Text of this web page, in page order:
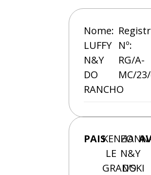
Nome:
LUFFY
N&Y
DO
RANCHO
Nº:
RG/A-
MC/
PAISKENZO
LE
GRAN’SKI
N&Y
DO